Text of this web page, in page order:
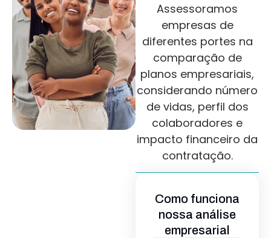
Assessoramos
empresas de
diferentes portes na
comparação de
planos empresariais,
considerando número
de vidas, perfil dos
colaboradores e
impacto financeiro da
contratação.
Como funciona
nossa análise
empresarial